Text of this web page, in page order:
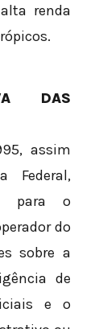
renda
DAS
assim
Federal,
para o
do
sobre a
de
e o